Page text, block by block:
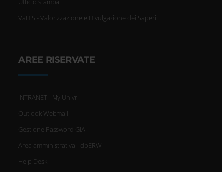
Ufficio stampa
VaDiS - Valorizzazione e Divulgazione dei Saperi
AREE RISERVATE
INTRANET - My Univr
Outlook Webmail
Gestione Password GIA
Area amministrativa - dbERW
Help Desk